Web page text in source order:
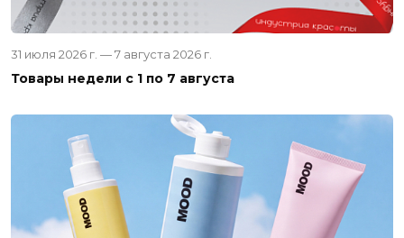
31 июля 2026 г. — 7 августа 2026 г.
Товары недели с 1 по 7 августа